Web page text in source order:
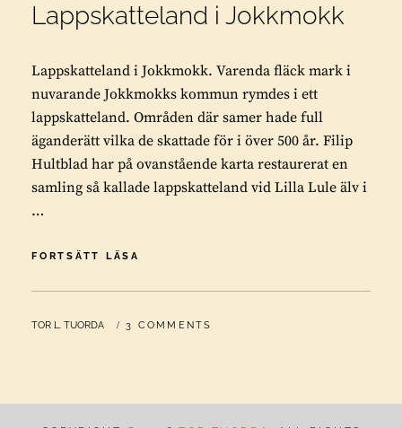
Lappskatteland i Jokkmokk
Lappskatteland i Jokkmokk. Varenda fläck mark i
nuvarande Jokkmokks kommun rymdes i ett
lappskatteland. Områden där samer hade full
äganderätt vilka de skattade för i över 500 år. Filip
Hultblad har på ovanstående karta restaurerat en
samling så kallade lappskatteland vid Lilla Lule älv i
…
FORTSÄTT LÄSA
JOKKMOKK
BY
TOR L. TUORDA 3 COMMENTS